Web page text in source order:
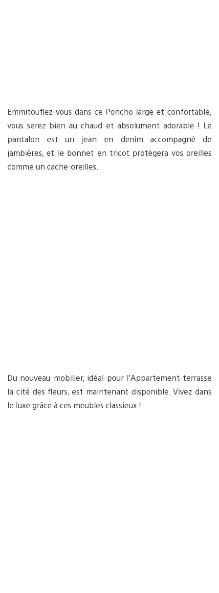
Emmitouflez-vous dans ce Poncho large et confortable,
vous serez bien au chaud et absolument adorable ! Le
pantalon est un jean en denim accompagné de
jambières, et le bonnet en tricot protègera vos oreilles
comme un cache-oreilles.
Du nouveau mobilier, idéal pour l’Appartement-terrasse
la cité des fleurs, est maintenant disponible. Vivez dans
le luxe grâce à ces meubles classieux !